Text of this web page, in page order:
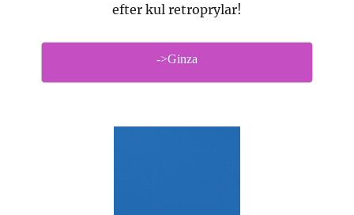
efter kul retroprylar!
->Ginza